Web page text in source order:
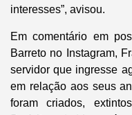
interesses”, avisou.
Em comentário em
Barreto no Instagram,
servidor que ingresse
em relação aos seus
foram criados,